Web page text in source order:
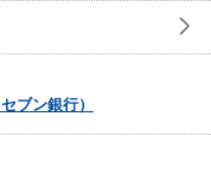
ブン銀行）